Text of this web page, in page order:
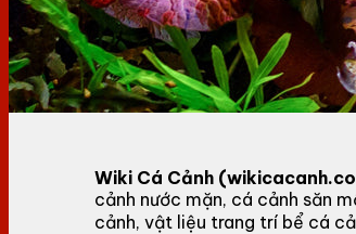
Wiki Cá Cảnh
cảnh nước mặn, cá cảnh săn
cảnh, vật liệu trang trí bể cá